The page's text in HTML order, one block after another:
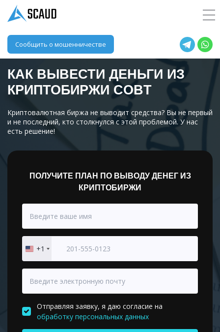
Сообщить о мошенничестве
КАК ВЫВЕСТИ ДЕНЬГИ ИЗ
КРИПТОБИРЖИ COBT
Криптовалютная биржа не выводит средства? Вы не первый
и не последний, кто столкнулся с этой проблемой. У нас
есть решение!
ПОЛУЧИТЕ ПЛАН ПО ВЫВОДУ ДЕНЕГ ИЗ
КРИПТОБИРЖИ
United
States
+1
Отправляя заявку, я даю согласие на
обработку персональных данных